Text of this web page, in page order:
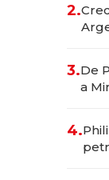
2.
las
3.De
a
4.